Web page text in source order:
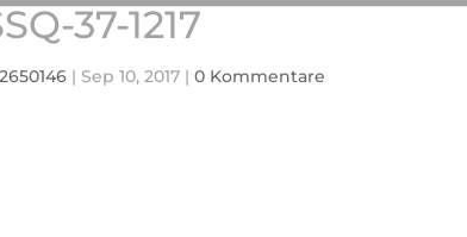
37-1217
| Sep 10, 2017 | 0 Kommentare